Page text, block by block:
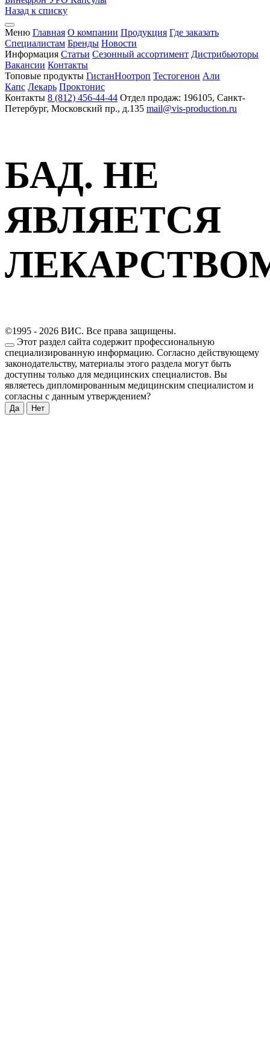
Назад к списку
Меню Главная О компании Продукция Где заказать
Специалистам Бренды Новости
Информация Статьи Сезонный ассортимент Дистрибьюторы
Вакансии Контакты
Топовые продукты ГистанНоотроп Тестогенон Али
Капс Лекарь Проктонис
Контакты 8 (812) 456-44-44 Отдел продаж: 196105, Санкт-
Петербург, Московский пр., д.135 mail@vis-production.ru
БАД. НЕ
ЯВЛЯЕТСЯ
©1995 - 2026 ВИС. Все права защищены.
Этот раздел сайта содержит профессиональную
специализированную информацию. Согласно действующему
законодательству, материалы этого раздела могут быть
доступны только для медицинских специалистов. Вы
являетесь дипломированным медицинским специалистом и
согласны с данным утверждением?
Да Нет